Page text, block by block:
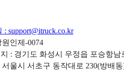
: support@itruck.co.kr
원인제-0074
: 경기도 화성시 우정읍 포승항남
울시 서초구 동작대로 230(방배